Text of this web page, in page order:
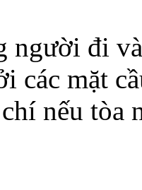
người đi
các mặt
nếu tòa